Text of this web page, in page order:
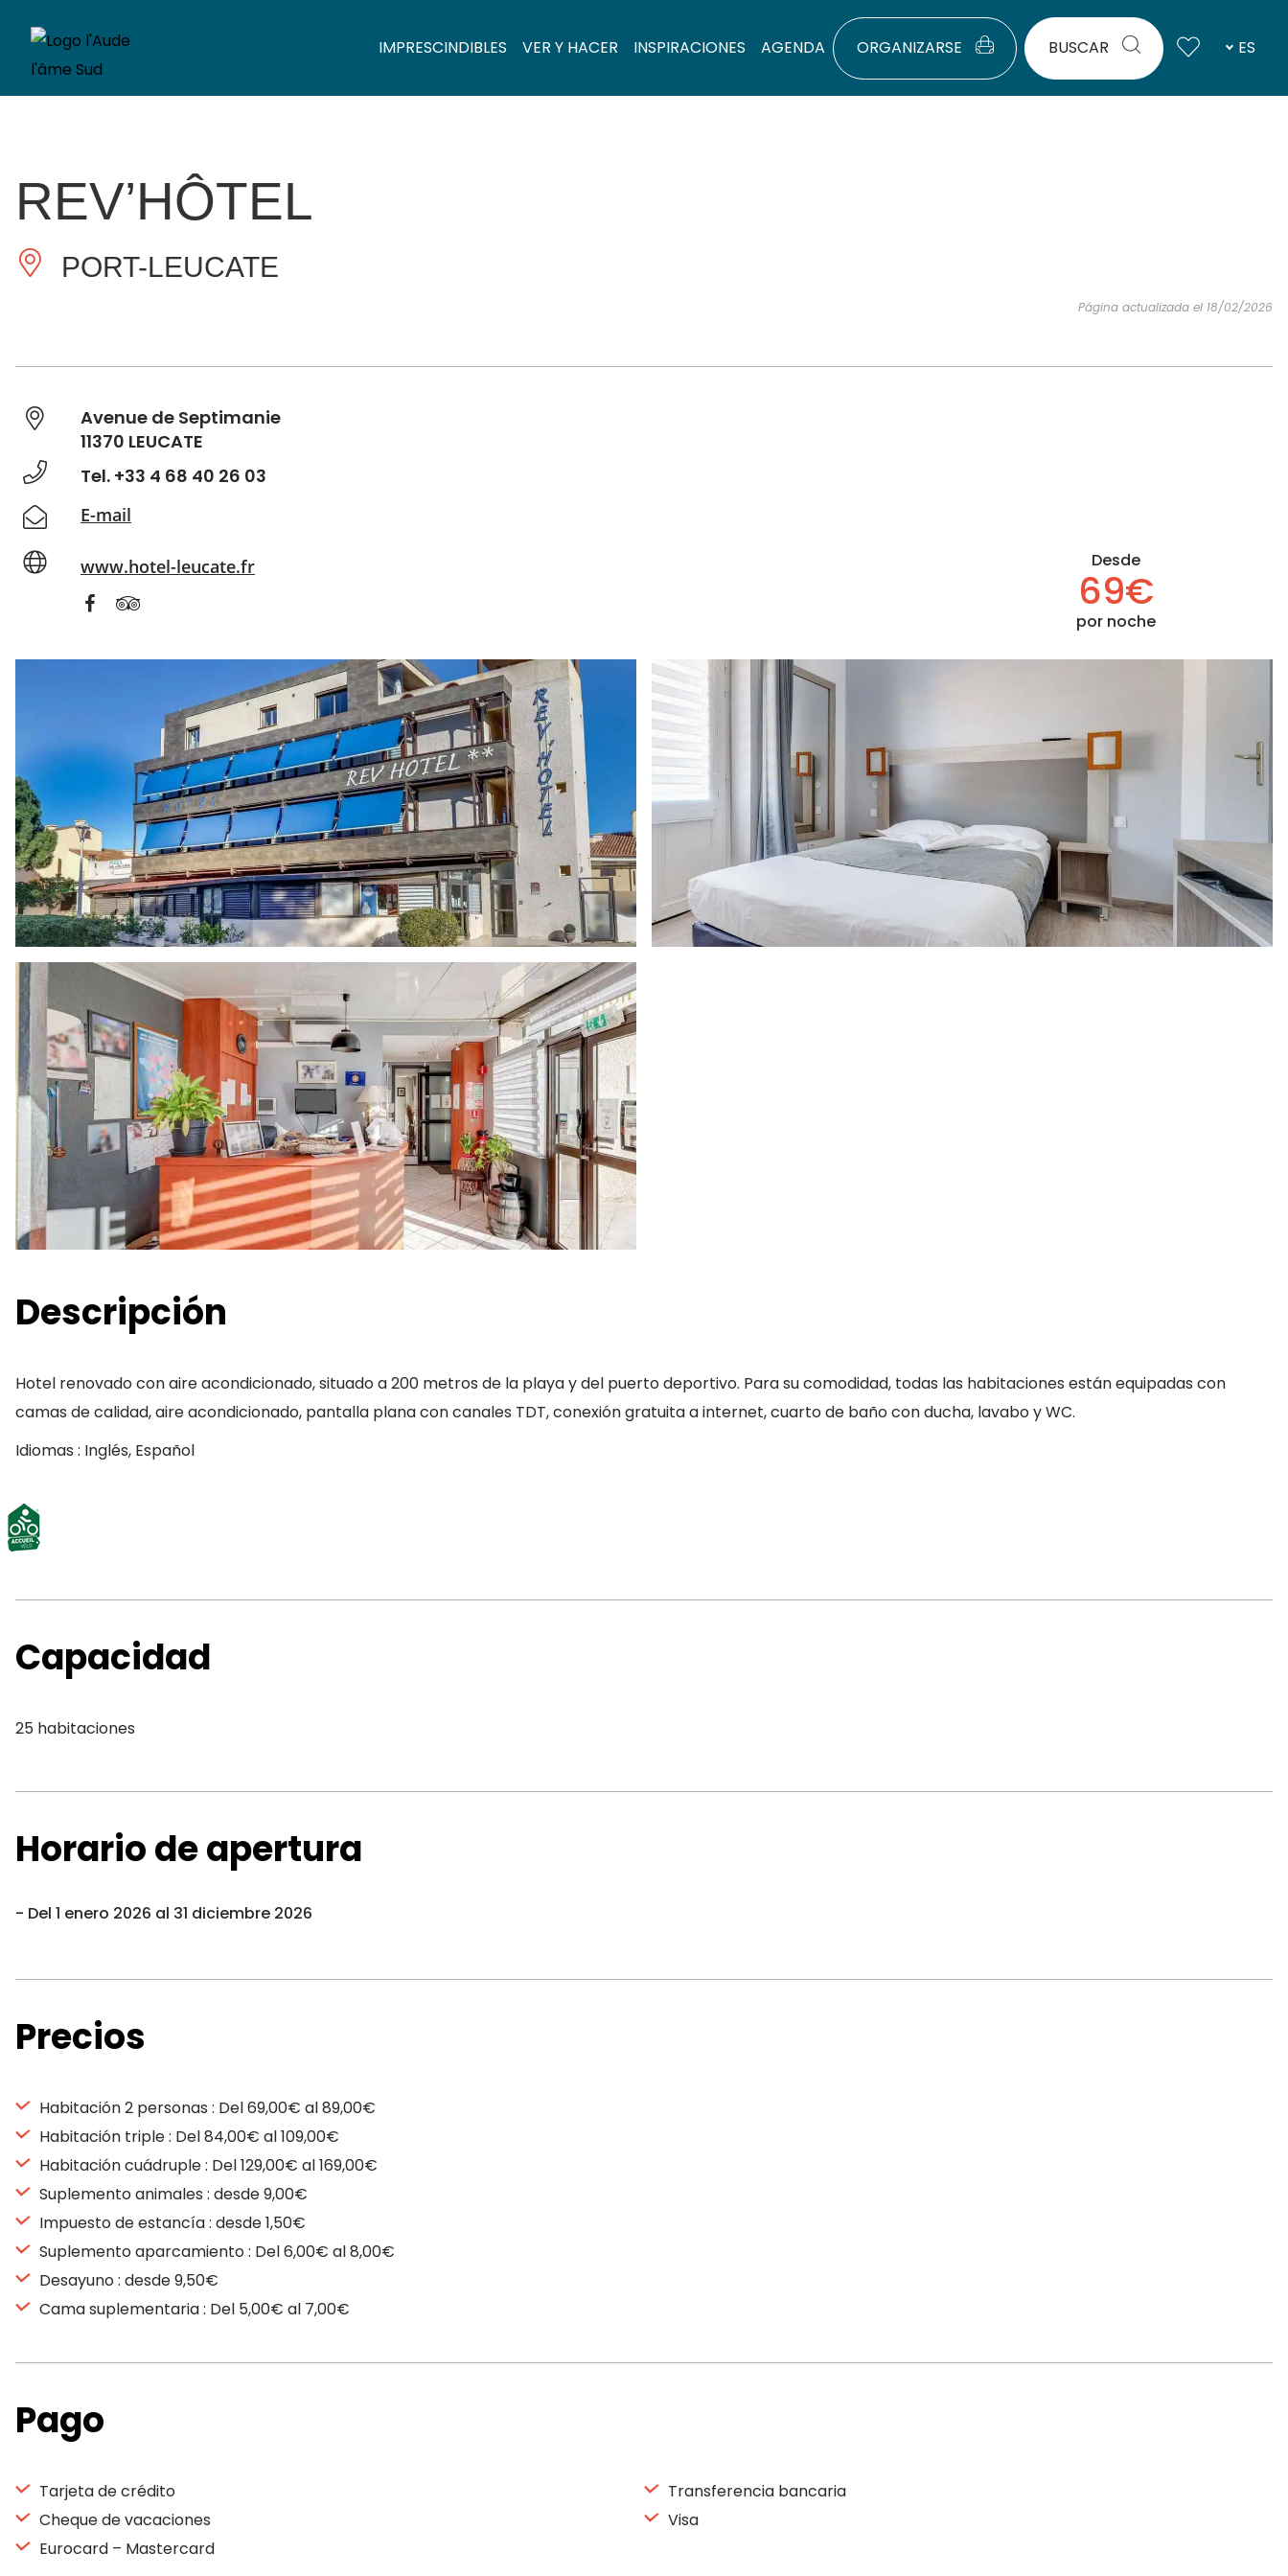
IMPRESCINDIBLES VER Y HACER INSPIRACIONES AGENDA ORGANIZARSE BUSCAR ES
REV’HÔTEL
PORT-LEUCATE
Página actualizada el 18/02/2026
Avenue de Septimanie
11370 LEUCATE
Tel. +33 4 68 40 26 03
E-mail
www.hotel-leucate.fr Desde
69€
por noche
Descripción
Hotel renovado con aire acondicionado, situado a 200 metros de la playa y del puerto deportivo. Para su comodidad, todas las habitaciones están equipadas con
camas de calidad, aire acondicionado, pantalla plana con canales TDT, conexión gratuita a internet, cuarto de baño con ducha, lavabo y WC.
Idiomas : Inglés, Español
Capacidad
25 habitaciones
Horario de apertura
Del 1 enero 2026 al 31 diciembre 2026
Precios
Habitación 2 personas : Del 69,00€ al 89,00€
Habitación triple : Del 84,00€ al 109,00€
Habitación cuádruple : Del 129,00€ al 169,00€
Suplemento animales : desde 9,00€
Impuesto de estancía : desde 1,50€
Suplemento aparcamiento : Del 6,00€ al 8,00€
Desayuno : desde 9,50€
Cama suplementaria : Del 5,00€ al 7,00€
Pago
Tarjeta de crédito
Cheque de vacaciones
Eurocard – Mastercard
Transferencia bancaria
Visa